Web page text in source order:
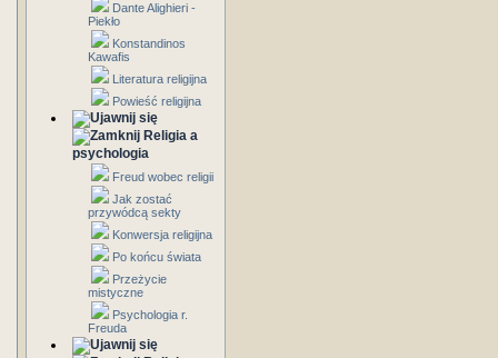
Dante Alighieri -
Piekło
Konstandinos
Kawafis
Literatura religijna
Powieść religijna
Religia a
psychologia
Freud wobec religii
Jak zostać
przywódcą sekty
Konwersja religijna
Po końcu świata
Przeżycie
mistyczne
Psychologia r.
Freuda